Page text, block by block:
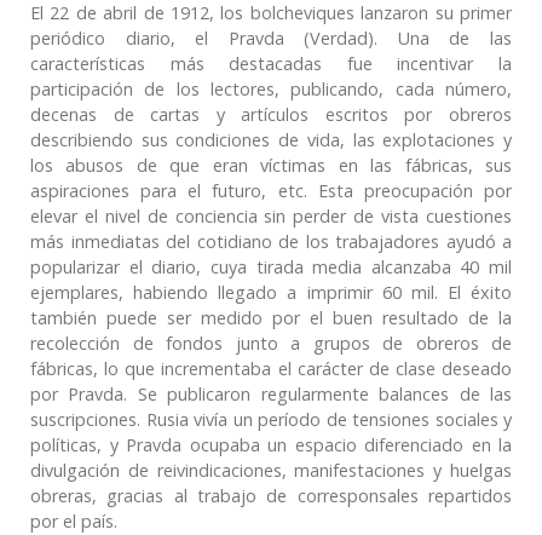
El 22 de abril de 1912, los bolcheviques lanzaron su primer
periódico diario, el Pravda (Verdad). Una de las
características más destacadas fue incentivar la
participación de los lectores, publicando, cada número,
decenas de cartas y artículos escritos por obreros
describiendo sus condiciones de vida, las explotaciones y
los abusos de que eran víctimas en las fábricas, sus
aspiraciones para el futuro, etc. Esta preocupación por
elevar el nivel de conciencia sin perder de vista cuestiones
más inmediatas del cotidiano de los trabajadores ayudó a
popularizar el diario, cuya tirada media alcanzaba 40 mil
ejemplares, habiendo llegado a imprimir 60 mil. El éxito
también puede ser medido por el buen resultado de la
recolección de fondos junto a grupos de obreros de
fábricas, lo que incrementaba el carácter de clase deseado
por Pravda. Se publicaron regularmente balances de las
suscripciones. Rusia vivía un período de tensiones sociales y
políticas, y Pravda ocupaba un espacio diferenciado en la
divulgación de reivindicaciones, manifestaciones y huelgas
obreras, gracias al trabajo de corresponsales repartidos
por el país.